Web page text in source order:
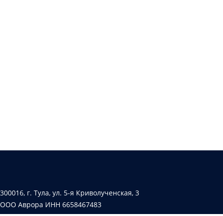
300016, г. Тула, ул. 5-я Криволученская, 3
ООО Аврора ИНН 6658467483